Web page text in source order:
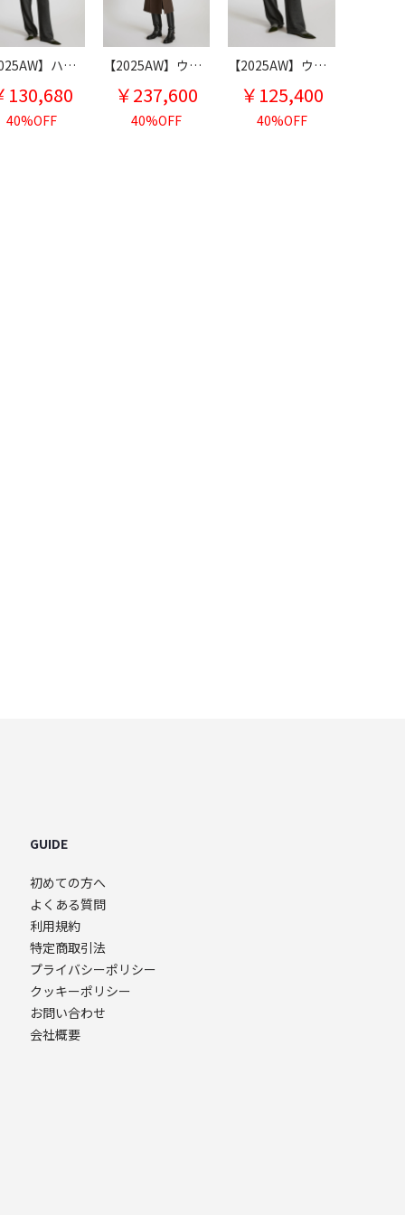
【2025AW】ハイネックデザインニット
130,680
40%OFF
【2025AW】ウールアンゴラZIPショートブルゾン
￥237,600
40%OFF
【2025AW】ウールシルクカシミヤニットパンツ
￥125,400
40%OFF
GUIDE
初めての方へ
よくある質問
利用規約
特定商取引法
プライバシーポリシー
クッキーポリシー
お問い合わせ
会社概要